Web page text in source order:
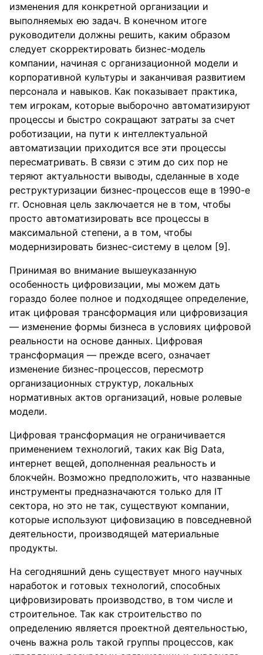
изменения для конкретной организации и
выполняемых ею задач. В конечном итоге
руководители должны решить, каким образом
следует скорректировать бизнес-модель
компании, начиная с организационной модели и
корпоративной культуры и заканчивая развитием
персонала и навыков. Как показывает практика,
тем игрокам, которые выборочно автоматизируют
процессы и быстро сокращают затраты за счет
роботизации, на пути к интеллектуальной
автоматизации приходится все эти процессы
пересматривать. В связи с этим до сих пор не
теряют актуальности выводы, сделанные в ходе
реструктуризации бизнес-процессов еще в 1990-е
гг. Основная цель заключается не в том, чтобы
просто автоматизировать все процессы в
максимальной степени, а в том, чтобы
модернизировать бизнес-систему в целом [9].
Принимая во внимание вышеуказанную
особенность цифровизации, мы можем дать
гораздо более полное и подходящее определение,
итак цифровая трансформация или цифровизация
— изменение формы бизнеса в условиях цифровой
реальности на основе данных. Цифровая
трансформация — прежде всего, означает
изменение бизнес-процессов, пересмотр
организационных структур, локальных
нормативных актов организаций, новые ролевые
модели.
Цифровая трансформация не ограничивается
применением технологий, таких как Big Data,
интернет вещей, дополненная реальность и
блокчейн. Возможно предположить, что названные
инструменты предназначаются только для IT
сектора, но это не так, существуют компании,
которые используют цифовизацию в повседневной
деятельности, производящей материальные
продукты.
На сегодняшний день существует много научных
наработок и готовых технологий, способных
цифровизировать производство, в том числе и
строительное. Так как строительство по
определению является проектной деятельностью,
очень важна роль такой группы процессов, как